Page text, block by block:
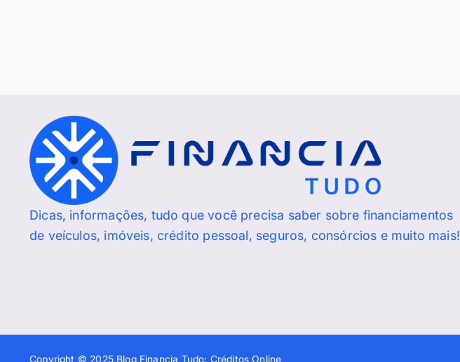
Dicas, informações, tudo que você precisa saber sobre financiamentos
de veículos, imóveis, crédito pessoal, seguros, consórcios e muito mais!
Copyright © 2025 Blog Financia Tudo: Créditos Online